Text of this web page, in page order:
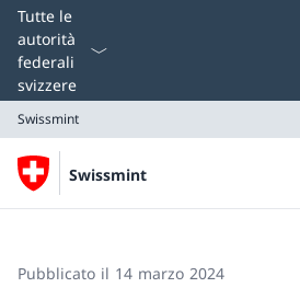
Tutte le
autorità
federali
svizzere
Swissmint
Swissmint
Pubblicato il 14 marzo 2024